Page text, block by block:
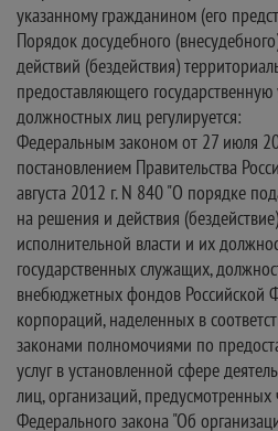
указанному гражданином (его
Порядок досудебного
действий (бездействия)
предоставляющего государственную
должностных лиц регулируется:
Федеральным законом от 27 июля
постановлением Правительства
августа 2012 г. N 840 "О порядке
на решения и действия
исполнительной власти и их
государственных служащих,
внебюджетных фондов Российской
корпораций, наделенных в
законами полномочиями по
услуг в установленной сфере
лиц, организаций, предусмотренных
Федерального закона "Об